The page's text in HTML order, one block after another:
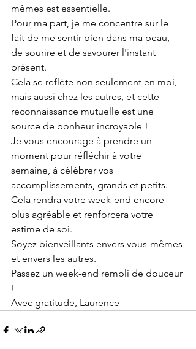
mêmes est essentielle.
Pour ma part, je me concentre sur le
fait de me sentir bien dans ma peau,
de sourire et de savourer l'instant
présent.
Cela se reflète non seulement en moi,
mais aussi chez les autres, et cette
reconnaissance mutuelle est une
source de bonheur incroyable !
Je vous encourage à prendre un
moment pour réfléchir à votre
semaine, à célébrer vos
accomplissements, grands et petits.
Cela rendra votre week-end encore
plus agréable et renforcera votre
estime de soi.
Soyez bienveillants envers vous-mêmes
et envers les autres.
Passez un week-end rempli de douceur
!
Avec gratitude, Laurence